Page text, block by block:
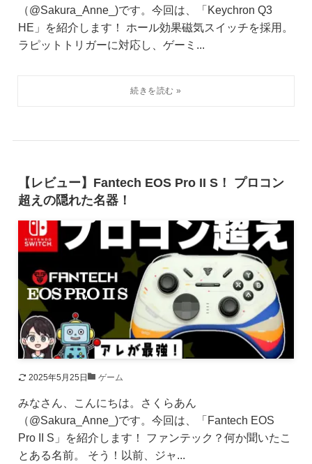
（@Sakura_Anne_)です。今回は、「Keychron Q3
HE」を紹介します！ ホール効果磁気スイッチを採用。
ラピットトリガーに対応し、ゲーミ...
【レビュー】Fantech EOS Pro II S！ プロコン
超えの隠れた名器！
2025年5月25日 ゲーム
みなさん、こんにちは。さくらあん
（@Sakura_Anne_)です。今回は、「Fantech EOS
Pro II S」を紹介します！ ファンテック？何か聞いたこ
とある名前。 そう！以前、ジャ...